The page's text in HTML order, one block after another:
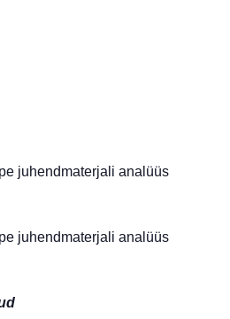
juhendmaterjali analüüs
juhendmaterjali analüüs